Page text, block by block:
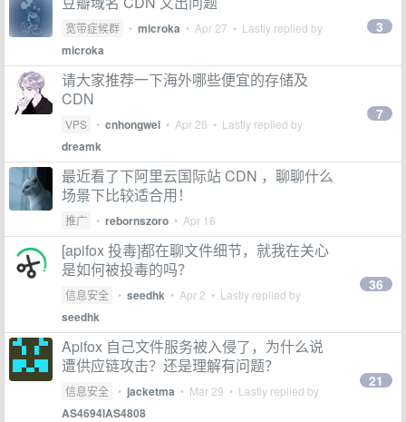
宽带症候群 • microka • Apr 27 • Lastly replied by
microka
3
请大家推荐一下海外哪些便宜的存储及
CDN
VPS • cnhongwei • Apr 26 • Lastly replied by
dreamk
7
最近看了下阿里云国际站 CDN ，聊聊什么
场景下比较适合用！
推广 • rebornszoro • Apr 16
[apifox 投毒]都在聊文件细节，就我在关心
是如何被投毒的吗？
信息安全 • seedhk • Apr 2 • Lastly replied by
seedhk
36
Apifox 自己文件服务被入侵了，为什么说
遭供应链攻击？还是理解有问题？
信息安全 • jacketma • Mar 29 • Lastly replied by
AS4694lAS4808
21